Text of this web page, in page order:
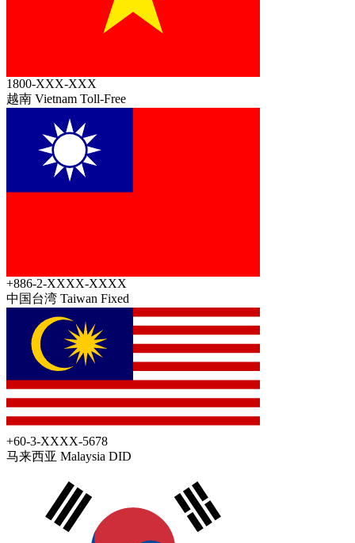
1800-XXX-XXX
越南 Vietnam Toll-Free
+886-2-XXXX-XXXX
中国台湾 Taiwan Fixed
+60-3-XXXX-5678
马来西亚 Malaysia DID